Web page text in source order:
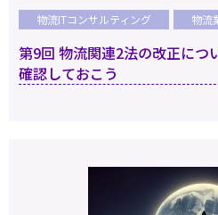
物流ITコンサルティング 物流
第9回 物流関連2法の改正に
確認しておこう